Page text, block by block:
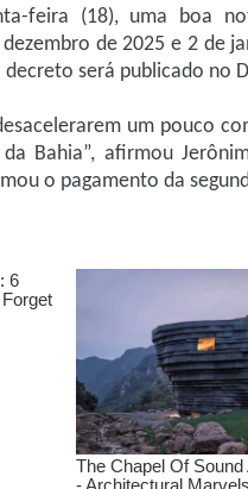
feira (18), uma boa
de 2025 e 2 de
será publicado no
um pouco
Bahia”, afirmou
o pagamento da